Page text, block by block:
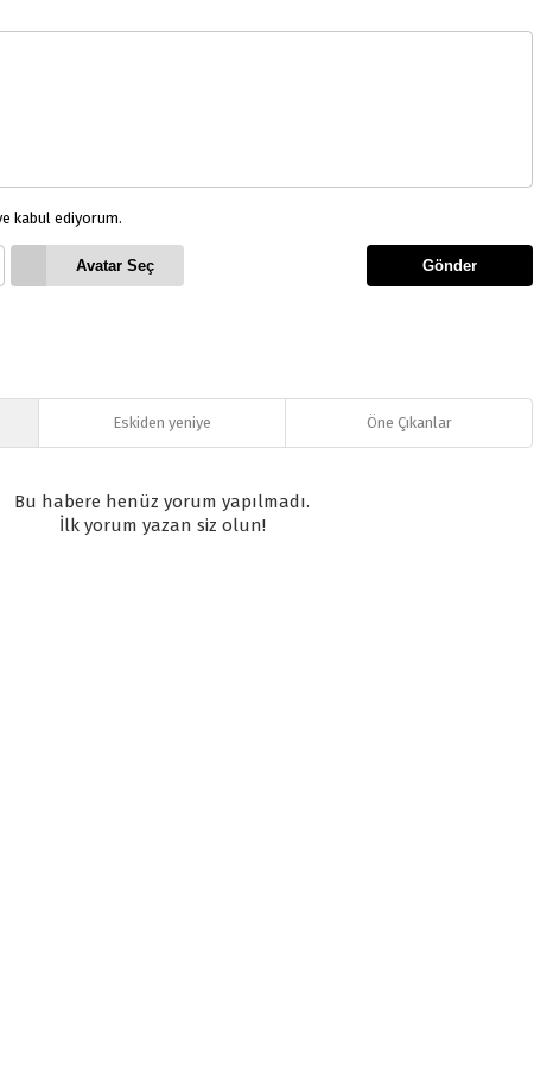
kabul ediyorum.
Avatar Seç Gönder
Eskiden yeniye Öne Çıkanlar
Bu habere henüz yorum yapılmadı.
İlk yorum yazan siz olun!